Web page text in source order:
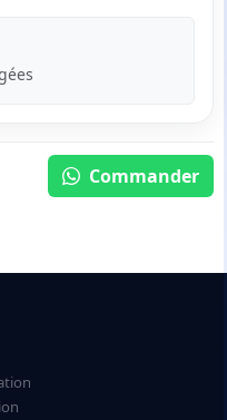
Commander